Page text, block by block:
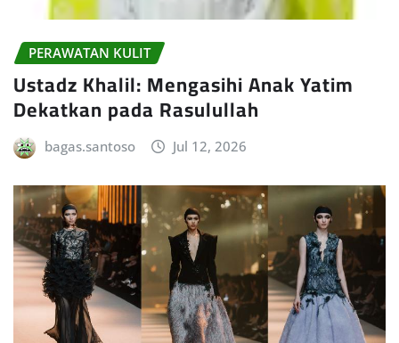
PERAWATAN KULIT
Ustadz Khalil: Mengasihi Anak Yatim
Dekatkan pada Rasulullah
bagas.santoso Jul 12, 2026